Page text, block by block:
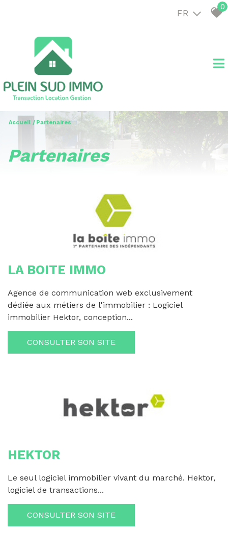
FR
0
Accueil Partenaires
partenaires
LA BOITE IMMO
Agence de communication web exclusivement
dédiée aux métiers de l'immobilier : Logiciel
immobilier Hektor, conception...
CONSULTER SON SITE
HEKTOR
Le seul logiciel immobilier vivant du marché. Hektor,
logiciel de transactions...
CONSULTER SON SITE